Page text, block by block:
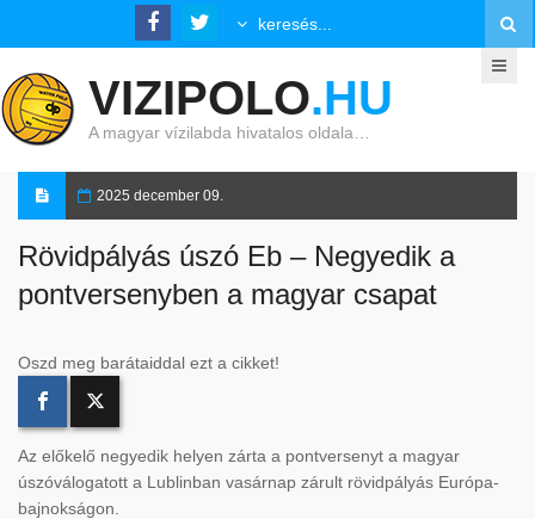
VIZIPOLO.HU
A magyar vízilabda hivatalos oldala…
2025 december 09.
Rövidpályás úszó Eb – Negyedik a
pontversenyben a magyar csapat
Oszd meg barátaiddal ezt a cikket!
Az előkelő negyedik helyen zárta a pontversenyt a magyar
úszóválogatott a Lublinban vasárnap zárult rövidpályás Európa-
bajnokságon.